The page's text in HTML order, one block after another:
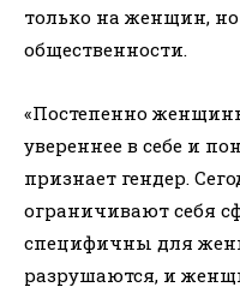
только на женщин,
общественности.
«Постепенно
увереннее в себе и
признает гендер.
ограничивают себя
специфичны для
разрушаются, и